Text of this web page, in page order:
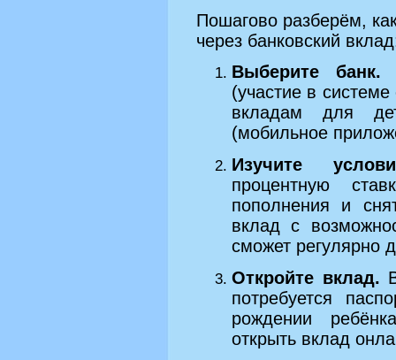
Пошагово разберём,
через банковский
Выберите банк.
(участие в
вкладам для
(мобильное
Изучите
процентную
пополнения и
вклад с
сможет регулярно
Откройте вклад.
потребуется
рождении
открыть вклад